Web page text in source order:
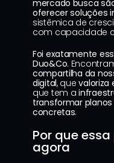
mercado busca
oferecer soluções
sistêmica de
com capacidade
Foi exatamente
Duo&Co
compartilha da
digital, que valoriza
que tem a
transformar
concretas.
Por que
agora